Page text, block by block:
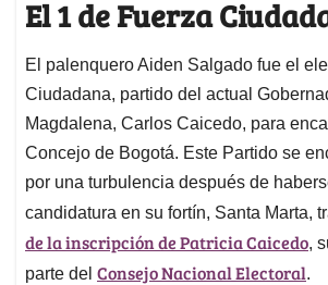
El 1 de Fuerza
El palenquero Aiden Salgado fue el
Ciudadana, partido del actual
Magdalena, Carlos Caicedo, para
Concejo de Bogotá. Este Partido se
por una turbulencia después de
candidatura en su fortín, Santa Marta,
de la inscripción de Patricia Caicedo,
parte del Consejo Nacional Electoral.